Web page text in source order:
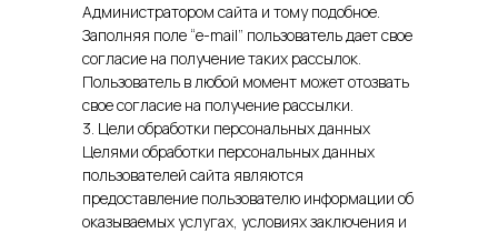
Администратором сайта и тому подобное.
Заполняя поле “e-mail” пользователь дает свое
согласие на получение таких рассылок.
Пользователь в любой момент может отозвать
свое согласие на получение рассылки.
3. Цели обработки персональных данных
Целями обработки персональных данных
пользователей сайта являются
предоставление пользователю информации об
оказываемых услугах, условиях заключения и